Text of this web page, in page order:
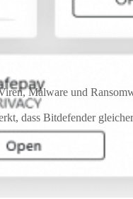
Malware und
dass Bitdefender